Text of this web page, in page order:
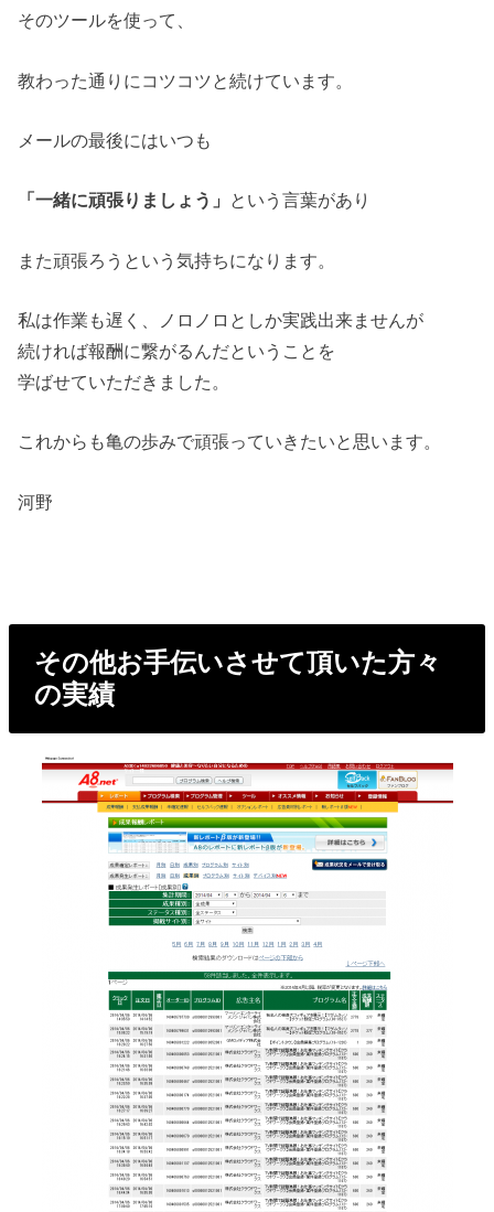
そのツールを使って、
教わった通りにコツコツと続けています。
メールの最後にはいつも
「一緒に頑張りましょう」 という言葉があり
また頑張ろうという気持ちになります。
私は作業も遅く、ノロノロとしか実践出来ませんが
続ければ報酬に繋がるんだということを
学ばせていただきました。
これからも亀の歩みで頑張っていきたいと思います。
河野
その他お手伝いさせて頂いた方々
の実績